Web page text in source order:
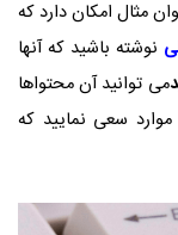
مثال امکان دارد که
نوشته باشید که آنها
می توانید آن محتواها
سعی نمایید که